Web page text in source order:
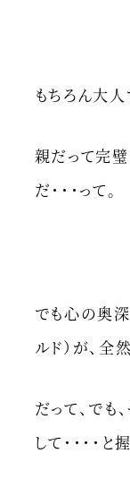
もちろん大
親だって完
だ・・・って。
でも心の奥
ルド）が、全
だって、でも
して・・・・